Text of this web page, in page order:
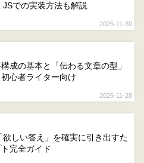
2025-11-30
JSでの実装方法も解説
2025-11-28
構成の基本と「伝わる文章の型」
心者ライター向け
しい答え」を確実に引き出すた
完全ガイド